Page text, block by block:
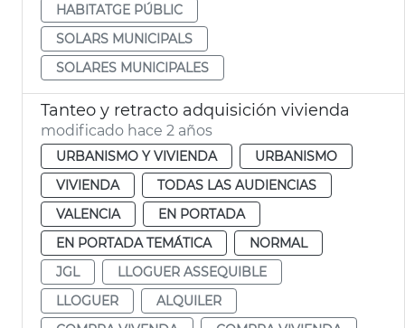
HABITATGE PÚBLIC
SOLARS MUNICIPALS
SOLARES MUNICIPALES
Tanteo y retracto adquisición vivienda
modificado hace 2 años
URBANISMO Y VIVIENDA
URBANISMO
VIVIENDA
TODAS LAS AUDIENCIAS
VALENCIA
EN PORTADA
EN PORTADA TEMÁTICA
NORMAL
JGL
LLOGUER ASSEQUIBLE
LLOGUER
ALQUILER